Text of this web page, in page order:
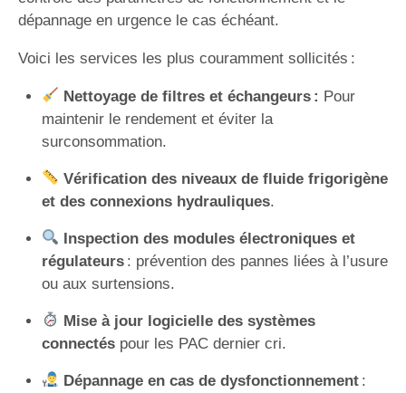
dépannage en urgence le cas échéant.
Voici les services les plus couramment sollicités :
Nettoyage de filtres et échangeurs : Pour
maintenir le rendement et éviter la
surconsommation.
Vérification des niveaux de fluide frigorigène
et des connexions hydrauliques.
Inspection des modules électroniques et
régulateurs: prévention des pannes liées à l’usure
ou aux surtensions.
Mise à jour logicielle des systèmes
connectéspour les PAC dernier cri.
Dépannage en cas de dysfonctionnement: